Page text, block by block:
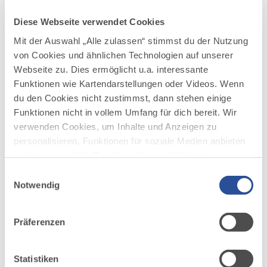
Diese Webseite verwendet Cookies
Mit der Auswahl „Alle zulassen“ stimmst du der Nutzung
von Cookies und ähnlichen Technologien auf unserer
Webseite zu. Dies ermöglicht u.a. interessante
Funktionen wie Kartendarstellungen oder Videos. Wenn
du den Cookies nicht zustimmst, dann stehen einige
Funktionen nicht in vollem Umfang für dich bereit. Wir
verwenden Cookies, um Inhalte und Anzeigen zu
personalisieren, Funktionen für soziale Medien anbieten
deiner Verwendung unserer Website an unsere Partner
möglicherweise mit weiteren Daten zusammen, die du
Nutzung der Dienste gesammelt haben.
Notwendig
Präferenzen
Statistiken
3
Jungholzer Dorfrunde
©
Einmal Jungholz umrunden.
DISTANZ
7,5 km
DAUER
1:50 h
AUFSTIEG
221 m
SCHWIERIGKEIT
schwer
dazu
fünf Terrainkurwege (blau punktierte Linie) und drei
Die ausgeschilderten Touren führen durch die hügelige
mehr